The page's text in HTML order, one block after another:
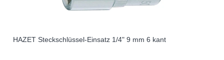
HAZET Steckschlüssel-Einsatz 1/4" 9 mm 6 kant